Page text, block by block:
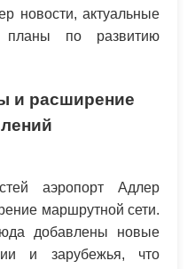
новости, актуальные
планы по развитию
и расширение
аэропорт Адлер
маршрутной сети.
добавлены новые
и зарубежья, что